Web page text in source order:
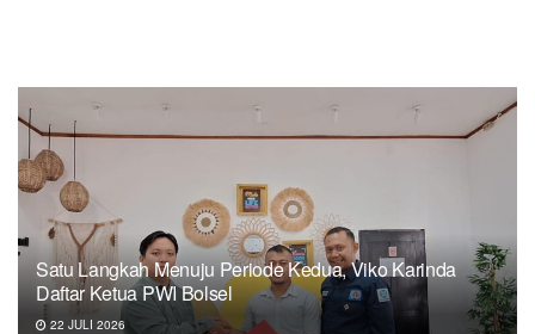
Satu Langkah Menuju Periode Kedua, Viko Karinda
Daftar Ketua PWI Bolsel
22 JULI 2026